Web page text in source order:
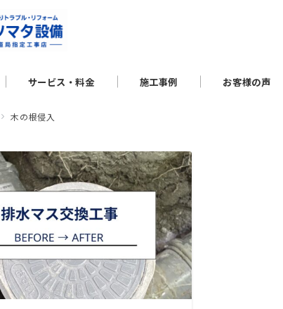
サービス・料金 施工事例 お客様の声
木の根侵入